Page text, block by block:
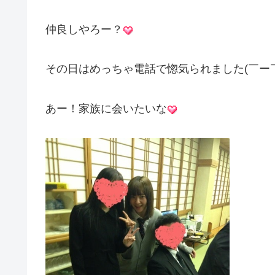
仲良しやろー？
その日はめっちゃ電話で惚気られました(￣ー
あー！家族に会いたいな